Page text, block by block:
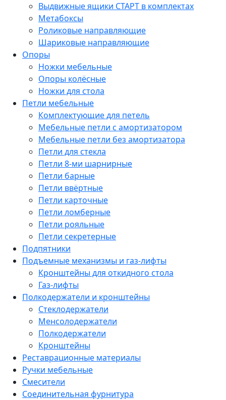
Выдвижные ящики СТАРТ в комплектах
Метабоксы
Роликовые направляющие
Шариковые направляющие
Опоры
Ножки мебельные
Опоры колёсные
Ножки для стола
Петли мебельные
Комплектующие для петель
Мебельные петли с амортизатором
Мебельные петли без амортизатора
Петли для стекла
Петли 8-ми шарнирные
Петли барные
Петли ввёртные
Петли карточные
Петли ломберные
Петли рояльные
Петли секретерные
Подпятники
Подъемные механизмы и газ-лифты
Кронштейны для откидного стола
Газ-лифты
Полкодержатели и кронштейны
Стеклодержатели
Менсолодержатели
Полкодержатели
Кронштейны
Реставрационные материалы
Ручки мебельные
Смесители
Соединительная фурнитура